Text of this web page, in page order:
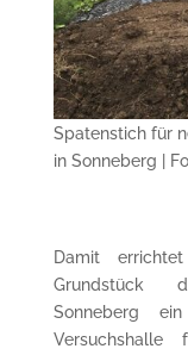
Spatenstich für
in Sonneberg |
Damit
Grundstück
Sonneberg
Versuchshalle